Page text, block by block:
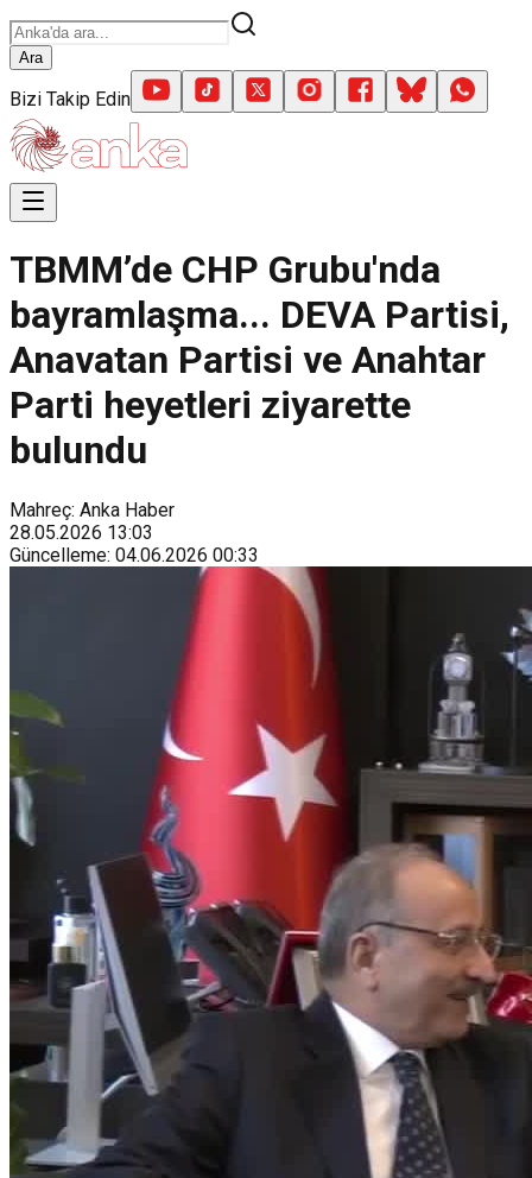
Ara
Bizi Takip Edin
TBMM’de CHP Grubu'nda
bayramlaşma... DEVA Partisi,
Anavatan Partisi ve Anahtar
Parti heyetleri ziyarette
bulundu
Mahreç: Anka Haber
28.05.2026 13:03
Güncelleme: 04.06.2026 00:33